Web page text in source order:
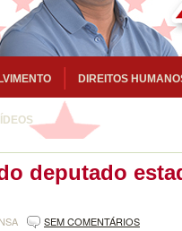
DIREITOS
deputado
SEM COMENTÁRIOS